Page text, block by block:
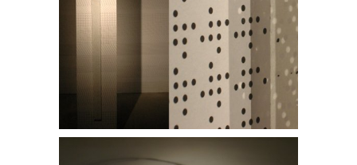
Lace Catchers